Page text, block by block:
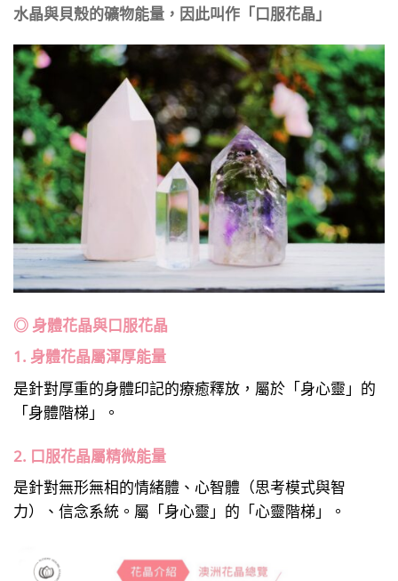
水晶與貝殼的礦物能量，因此叫作「口服花晶」
◎ 身體花晶與口服花晶
1. 身體花晶屬渾厚能量
是針對厚重的身體印記的療癒釋放，屬於「身心靈」的
「身體階梯」。
2. 口服花晶屬精微能量
是針對無形無相的情緒體、心智體（思考模式與智
力）、信念系統。屬「身心靈」的「心靈階梯」。